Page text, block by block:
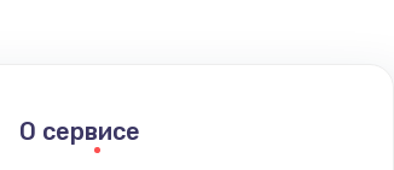
О сервисе